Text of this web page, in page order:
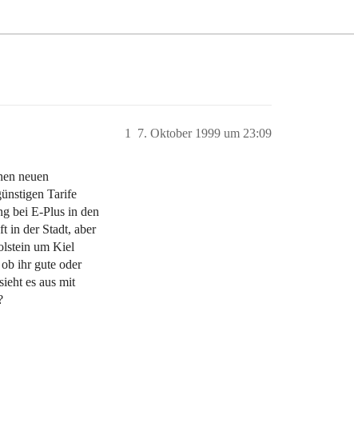
7. Oktober 1999 um 23:09
1
neuen
Tarife
bei E-Plus in den
in der Stadt, aber
um Kiel
ihr gute oder
es aus mit